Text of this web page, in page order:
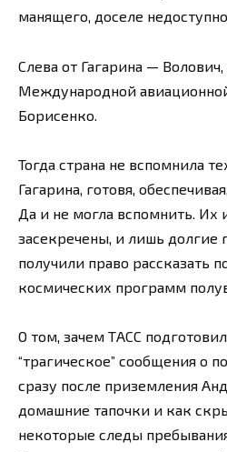
манящего, доселе
Слева от Гагарина —
Международной
Борисенко.
Тогда страна не вспомнила
Гагарина, готовя,
Да и не могла вспомнить. Их
засекречены, и лишь долгие
получили право рассказать
космических программ
О том, зачем ТАСС
“трагическое” сообщения о
сразу после приземления
домашние тапочки и как
некоторые следы